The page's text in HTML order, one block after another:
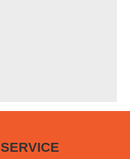
SERVICE